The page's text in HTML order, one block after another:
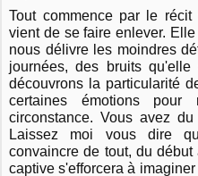
Tout commence par le
vient de se faire enlever.
nous délivre les moindres
journées, des bruits
découvrons la particularité
certaines émotions pour
circonstance. Vous avez
Laissez moi vous dire
convaincre de tout, du
captive s'efforcera à